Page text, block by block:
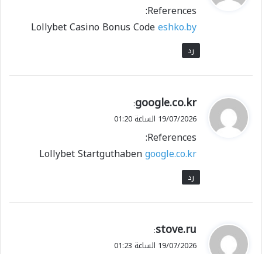
ل
References:
Lollybet Casino Bonus Codeeshko.by
رد
ي
ق
ل
google.co.kr
:
19/07/2026 الساعة 01:20
References:
Lollybet Startguthabengoogle.co.kr
رد
ي
ق
stove.ru
:
19/07/2026 الساعة 01:23